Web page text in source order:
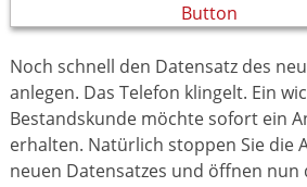
Noch schnell den Datensatz des
anlegen. Das Telefon klingelt. Ein
Bestandskunde möchte sofort ein
erhalten. Natürlich stoppen Sie die
neuen Datensatzes und öffnen nun